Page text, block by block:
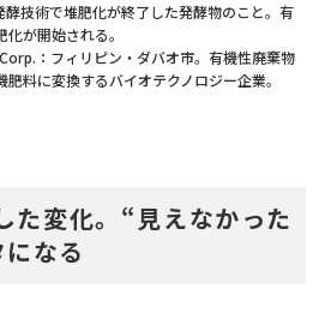
技術で堆肥化が終了した発酵物のこと。有
が開始される。
：フィリピン・ダバオ市。有機性廃棄物
料に変換するバイオテクノロジー企業。
た変化。“見えなかった
なる